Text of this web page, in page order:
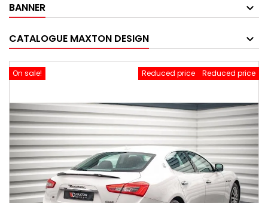
BANNER
CATALOGUE MAXTON DESIGN
On sale! Reduced price
Reduced price